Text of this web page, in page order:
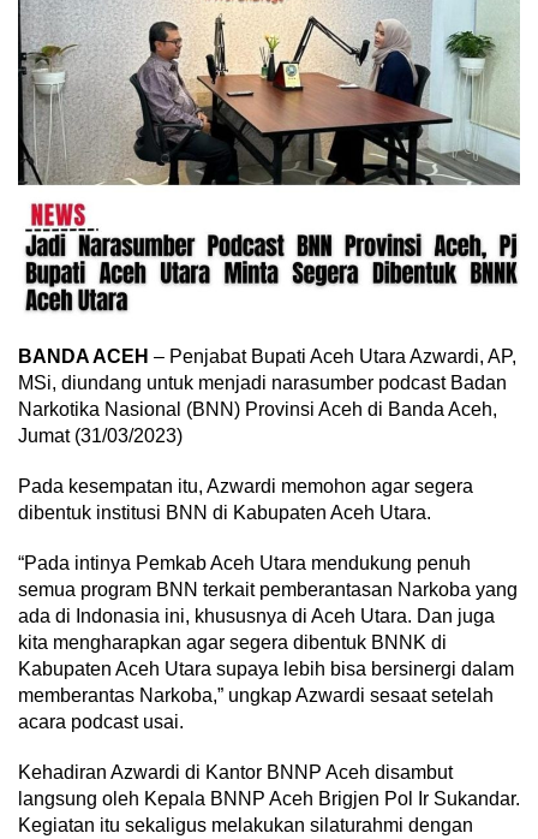
BANDA ACEH – Penjabat Bupati Aceh Utara Azwardi, AP,
MSi, diundang untuk menjadi narasumber podcast Badan
Narkotika Nasional (BNN) Provinsi Aceh di Banda Aceh,
Jumat (31/03/2023)
Pada kesempatan itu, Azwardi memohon agar segera
dibentuk institusi BNN di Kabupaten Aceh Utara.
“Pada intinya Pemkab Aceh Utara mendukung penuh
semua program BNN terkait pemberantasan Narkoba yang
ada di Indonasia ini, khususnya di Aceh Utara. Dan juga
kita mengharapkan agar segera dibentuk BNNK di
Kabupaten Aceh Utara supaya lebih bisa bersinergi dalam
memberantas Narkoba,” ungkap Azwardi sesaat setelah
acara podcast usai.
Kehadiran Azwardi di Kantor BNNP Aceh disambut
langsung oleh Kepala BNNP Aceh Brigjen Pol Ir Sukandar.
Kegiatan itu sekaligus melakukan silaturahmi dengan